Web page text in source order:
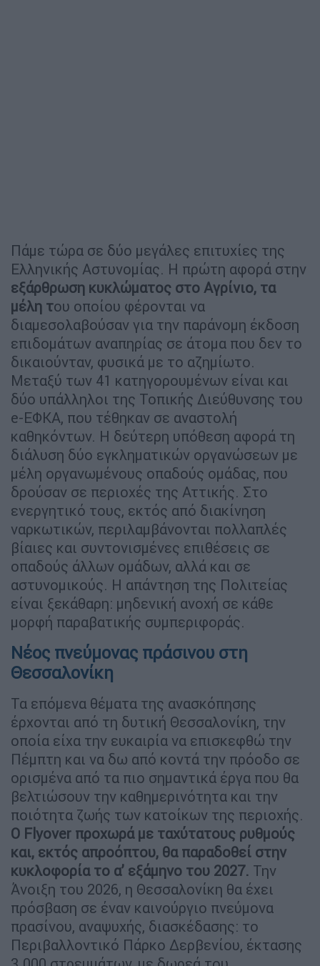
Πάμε τώρα σε δύο μεγάλες επιτυχίες της
Ελληνικής Αστυνομίας. Η πρώτη αφορά στην
εξάρθρωση κυκλώματος στο Αγρίνιο, τα
μέλη του οποίου φέρονται να
διαμεσολαβούσαν για την παράνομη έκδοση
επιδομάτων αναπηρίας σε άτομα που δεν το
δικαιούνταν, φυσικά με το αζημίωτο.
Μεταξύ των 41 κατηγορουμένων είναι και
δύο υπάλληλοι της Τοπικής Διεύθυνσης του
e-ΕΦΚΑ, που τέθηκαν σε αναστολή
καθηκόντων. Η δεύτερη υπόθεση αφορά τη
διάλυση δύο εγκληματικών οργανώσεων με
μέλη οργανωμένους οπαδούς ομάδας, που
δρούσαν σε περιοχές της Αττικής. Στο
ενεργητικό τους, εκτός από διακίνηση
ναρκωτικών, περιλαμβάνονται πολλαπλές
βίαιες και συντονισμένες επιθέσεις σε
οπαδούς άλλων ομάδων, αλλά και σε
αστυνομικούς. Η απάντηση της Πολιτείας
είναι ξεκάθαρη: μηδενική ανοχή σε κάθε
μορφή παραβατικής συμπεριφοράς.
Νέος πνεύμονας πράσινου στη
Θεσσαλονίκη
Τα επόμενα θέματα της ανασκόπησης
έρχονται από τη δυτική Θεσσαλονίκη, την
οποία είχα την ευκαιρία να επισκεφθώ την
Πέμπτη και να δω από κοντά την πρόοδο σε
ορισμένα από τα πιο σημαντικά έργα που θα
βελτιώσουν την καθημερινότητα και την
ποιότητα ζωής των κατοίκων της περιοχής.
Ο Flyover προχωρά με ταχύτατους ρυθμούς
και, εκτός απροόπτου, θα παραδοθεί στην
κυκλοφορία το α’ εξάμηνο του 2027. Την
Άνοιξη του 2026, η Θεσσαλονίκη θα έχει
πρόσβαση σε έναν καινούργιο πνεύμονα
πρασίνου, αναψυχής, διασκέδασης: το
Περιβαλλοντικό Πάρκο Δερβενίου, έκτασης